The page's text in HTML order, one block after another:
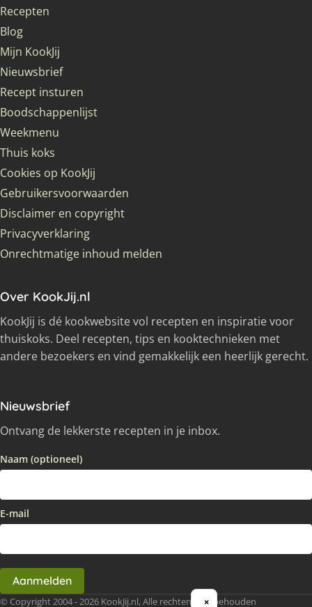
Recepten
Blog
Mijn KookJij
Nieuwsbrief
Recept insturen
Boodschappenlijst
Weekmenu
Thuis koks
Cookies op KookJij
Gebruikersvoorwaarden
Disclaimer en copyright
Privacyverklaring
Onrechtmatige inhoud melden
Over KookJij.nl
KookJij is dé kookwebsite vol recepten en inspiratie voor
thuiskoks. Deel recepten, tips en kooktechnieken met
andere bezoekers en vind gemakkelijk een heerlijk gerecht.
Nieuwsbrief
Ontvang de lekkerste recepten in je inbox.
Naam (optioneel)
E-mail
Aanmelden
© Copyright 2004 - 2026 KookJij.nl, Alle rechten voorbehouden
×